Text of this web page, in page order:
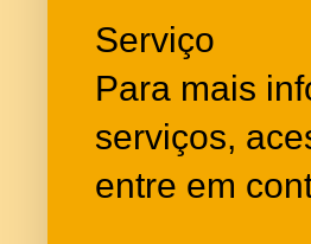
Serviço
Para mais
serviços,
entre em